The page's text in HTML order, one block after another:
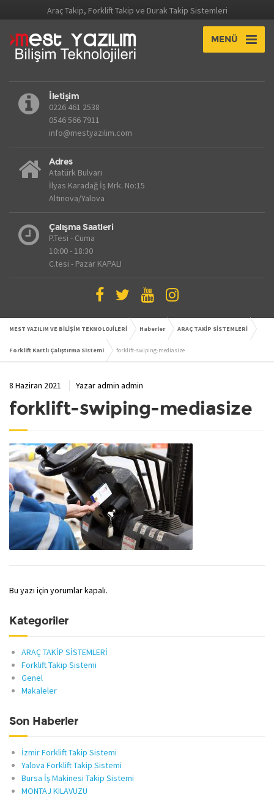
Araç Takip, Forklift Takip ve Durak Takip Sistemleri
MENÜ
İletişim
0226 461 2538
0546 566 7911
info@mestyazilim.com
Adres
Atatürk Bulvarı
İlyas Karadağ İş Mrk. No:15
Altınova/Yalova
Çalışma Saatleri
P.Tesi - Cuma
10:00 - 18:30
C.tesi - Pazar KAPALI
MEST YAZILIM VE BİLİŞİM TEKNOLOJİLERİ Haberler ARAÇ TAKİP SİSTEMLERİ
Forklift Kartlı Çalıştırma Sistemi forklift-swiping-mediasize
8 Haziran 2021 Yazaradmin admin
forklift-swiping-mediasize
Bu yazı için yorumlar kapalı.
Kategoriler
ARAÇ TAKİP SİSTEMLERİ
Forklift Takip Sistemi
Genel
Makaleler
Son Haberler
İzmir Forklift Takip Sistemi
Yalova Forklift Takip Sistemi
Bursa İş Makinesi Takip Sistemi
MONTAJ KILAVUZU